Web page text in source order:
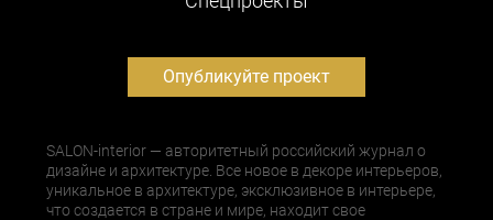
Опубликуйте проект
SALON-interior — авторитетный российский журнал о
дизайне и архитектуре. Все новое в декоре интерьеров,
уникальное в архитектуре, эксклюзивное в интерьере,
что создается в стране и мире, находит свое